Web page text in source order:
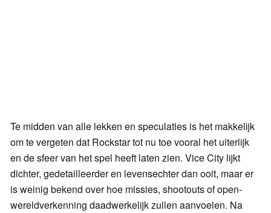
Te midden van alle lekken en speculaties is het makkelijk
om te vergeten dat Rockstar tot nu toe vooral het uiterlijk
en de sfeer van het spel heeft laten zien. Vice City lijkt
dichter, gedetailleerder en levensechter dan ooit, maar er
is weinig bekend over hoe missies, shootouts of open-
wereldverkenning daadwerkelijk zullen aanvoelen. Na